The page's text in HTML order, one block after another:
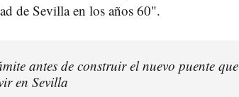
de Sevilla en los años 60".
antes de construir el nuevo puente que
en Sevilla